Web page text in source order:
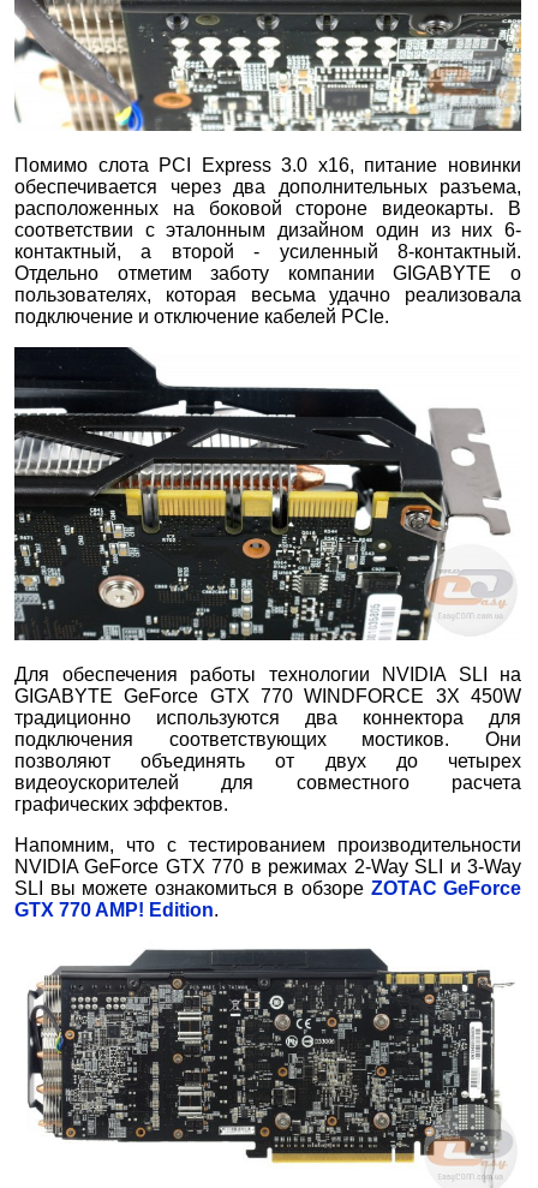
Помимо слота PCI Express 3.0 х16, питание новинки
обеспечивается через два дополнительных разъема,
расположенных на боковой стороне видеокарты. В
соответствии с эталонным дизайном один из них 6-
контактный, а второй - усиленный 8-контактный.
Отдельно отметим заботу компании GIGABYTE о
пользователях, которая весьма удачно реализовала
подключение и отключение кабелей PCIe.
Для обеспечения работы технологии NVIDIA SLI на
GIGABYTE GeForce GTX 770 WINDFORCE 3X 450W
традиционно используются два коннектора для
подключения соответствующих мостиков. Они
позволяют объединять от двух до четырех
видеоускорителей для совместного расчета
графических эффектов.
Напомним, что с тестированием производительности
NVIDIA GeForce GTX 770 в режимах 2-Way SLI и 3-Way
SLI вы можете ознакомиться в обзоре ZOTAC GeForce
GTX 770 AMP! Edition.